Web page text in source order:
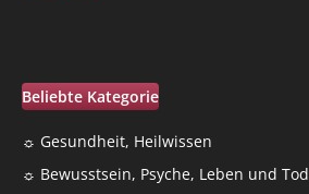
Beliebte Kategorie
☼ Gesundheit, Heilwissen
☼ Bewusstsein, Psyche, Leben und Tod